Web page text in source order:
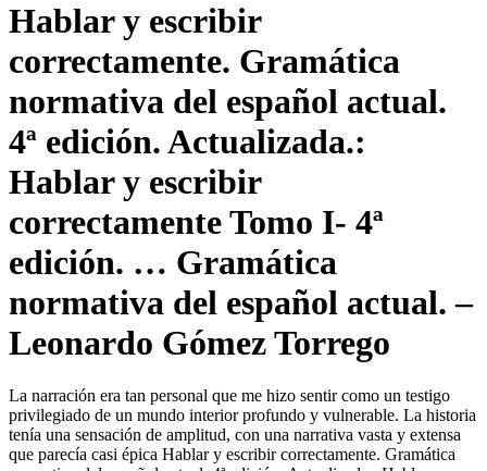
Hablar y escribir
correctamente. Gramática
normativa del español actual.
4ª edición. Actualizada.:
Hablar y escribir
correctamente Tomo I- 4ª
edición. … Gramática
normativa del español actual. –
Leonardo Gómez Torrego
La narración era tan personal que me hizo sentir como un testigo
privilegiado de un mundo interior profundo y vulnerable. La historia
tenía una sensación de amplitud, con una narrativa vasta y extensa
que parecía casi épica Hablar y escribir correctamente. Gramática